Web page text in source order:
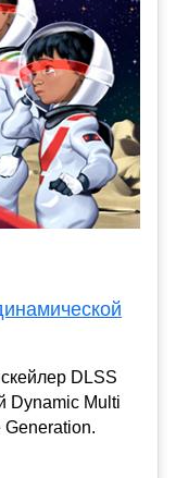
DLSS
Dynamic Multi
Generation.